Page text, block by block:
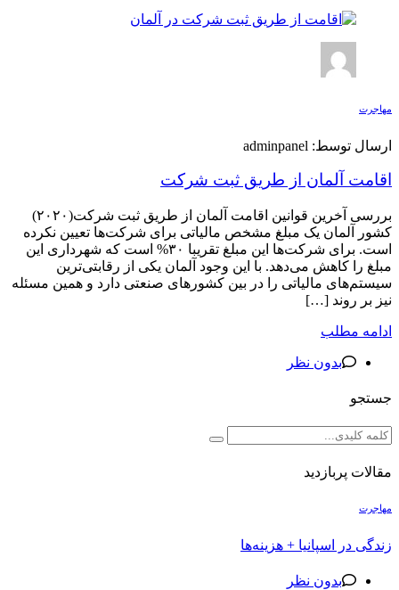
مهاجرت
ارسال توسط: adminpanel
اقامت آلمان از طریق ثبت شرکت
بررسی آخرین قوانین اقامت آلمان از طریق ثبت شرکت(۲۰۲۰)
کشور آلمان یک مبلغ مشخص مالیاتی برای شرکت‌ها تعیین نکرده
است. برای شرکت‌ها این مبلغ تقریبا ۳۰% است که شهرداری این
مبلغ را کاهش می‌دهد. با این وجود آلمان یکی از رقابتی‌ترین
سیستم‌های مالیاتی را در بین کشورهای صنعتی دارد و همین مسئله
نیز بر روند […]
ادامه مطلب
بدون نظر
جستجو
مقالات پربازدید
مهاجرت
زندگی در اسپانیا + هزینه‌ها
بدون نظر